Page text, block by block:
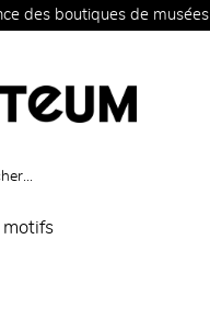
des boutiques de musées
motifs